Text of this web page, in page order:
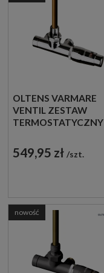
OLTENS VARMARE
VENTIL ZESTAW
TERMOSTATYCZNY
JEDNOOTWOROWY
PRAWY CHROM
549,95 zł szt.
nowość